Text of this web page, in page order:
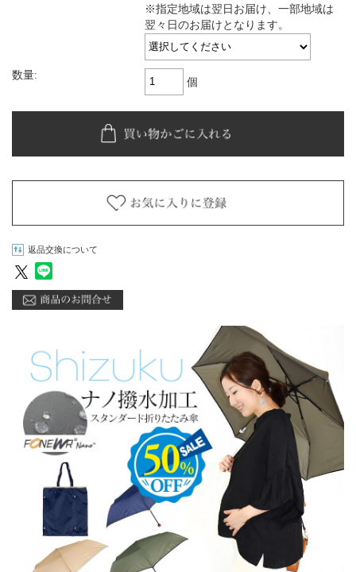
※指定地域は翌日お届け、一部地域は
翌々日のお届けとなります。
数量:
個
返品交換について